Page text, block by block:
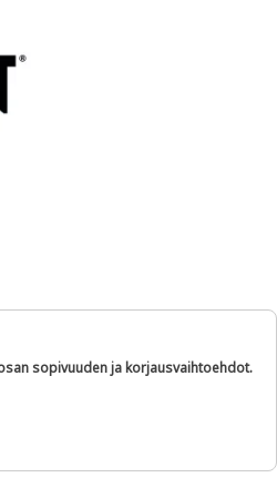
sopivuuden ja korjausvaihtoehdot.